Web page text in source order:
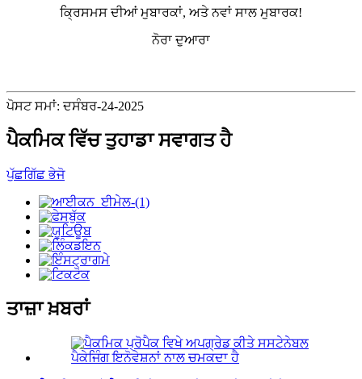
ਕ੍ਰਿਸਮਸ ਦੀਆਂ ਮੁਬਾਰਕਾਂ, ਅਤੇ ਨਵਾਂ ਸਾਲ ਮੁਬਾਰਕ!
ਨੋਰਾ ਦੁਆਰਾ
ਪੋਸਟ ਸਮਾਂ: ਦਸੰਬਰ-24-2025
ਪੈਕਮਿਕ ਵਿੱਚ ਤੁਹਾਡਾ ਸਵਾਗਤ ਹੈ
ਪੁੱਛਗਿੱਛ ਭੇਜੋ
ਤਾਜ਼ਾ ਖ਼ਬਰਾਂ